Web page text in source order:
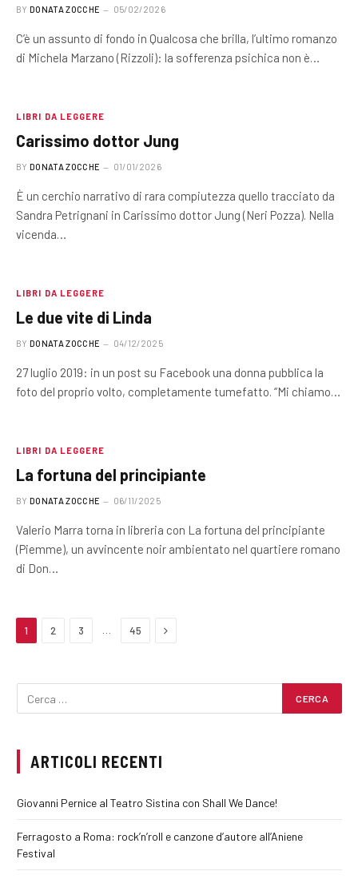
BY DONATA ZOCCHE 05/02/2026
C’è un assunto di fondo in Qualcosa che brilla, l’ultimo romanzo
di Michela Marzano (Rizzoli): la sofferenza psichica non è…
LIBRI DA LEGGERE
Carissimo dottor Jung
BY DONATA ZOCCHE 01/01/2026
È un cerchio narrativo di rara compiutezza quello tracciato da
Sandra Petrignani in Carissimo dottor Jung (Neri Pozza). Nella
vicenda…
LIBRI DA LEGGERE
Le due vite di Linda
BY DONATA ZOCCHE 04/12/2025
27 luglio 2019: in un post su Facebook una donna pubblica la
foto del proprio volto, completamente tumefatto. “Mi chiamo…
LIBRI DA LEGGERE
La fortuna del principiante
BY DONATA ZOCCHE 06/11/2025
Valerio Marra torna in libreria con La fortuna del principiante
(Piemme), un avvincente noir ambientato nel quartiere romano
di Don…
1 2 3 45 Next
ARTICOLI RECENTI
Giovanni Pernice al Teatro Sistina con Shall We Dance!
Ferragosto a Roma: rock’n’roll e canzone d’autore all’Aniene
Festival